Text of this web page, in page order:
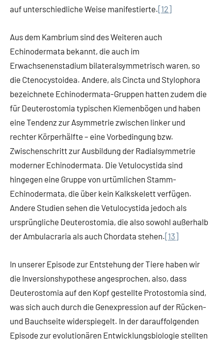
auf unterschiedliche Weise manifestierte.[12]
Aus dem Kambrium sind des Weiteren auch
Echinodermata bekannt, die auch im
Erwachsenenstadium bilateralsymmetrisch waren, so
die Ctenocystoidea. Andere, als Cincta und Stylophora
bezeichnete Echinodermata-Gruppen hatten zudem die
für Deuterostomia typischen Kiemenbögen und haben
eine Tendenz zur Asymmetrie zwischen linker und
rechter Körperhälfte – eine Vorbedingung bzw.
Zwischenschritt zur Ausbildung der Radialsymmetrie
moderner Echinodermata. Die Vetulocystida sind
hingegen eine Gruppe von urtümlichen Stamm-
Echinodermata, die über kein Kalkskelett verfügen.
Andere Studien sehen die Vetulocystida jedoch als
ursprüngliche Deuterostomia, die also sowohl außerhalb
der Ambulacraria als auch Chordata stehen.[13]
In unserer Episode zur Entstehung der Tiere haben wir
die Inversionshypothese angesprochen, also, dass
Deuterostomia auf den Kopf gestellte Protostomia sind,
was sich auch durch die Genexpression auf der Rücken-
und Bauchseite widerspiegelt. In der darauffolgenden
Episode zur evolutionären Entwicklungsbiologie stellten